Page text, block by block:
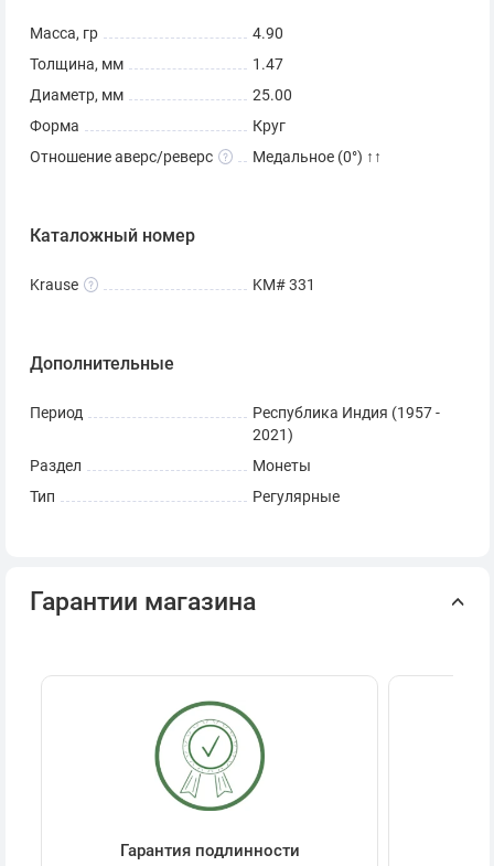
Масса, гр
4.90
Толщина, мм
1.47
Диаметр, мм
25.00
Форма
Круг
Отношение аверс/реверс
Медальное (0°) ↑↑
Каталожный номер
Krause KM# 331
Дополнительные
Период
Республика Индия (1957 -
2021)
Раздел
Монеты
Тип
Регулярные
Гарантии магазина
Гарантия подлинности